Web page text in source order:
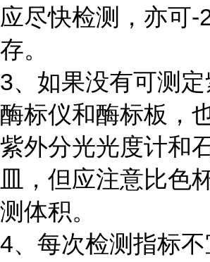
应尽快检测，亦可-
存。
3、如果没有可测
酶标仪和酶标板，
紫外分光光度计和
皿，但应注意比色
测体积。
4、每次检测指标不